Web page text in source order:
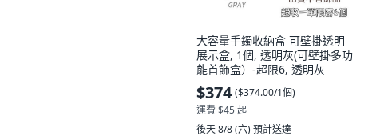
大容量手鐲收納盒 可壁掛透明
展示盒, 1個, 透明灰(可壁掛多功
能首飾盒）-超限6, 透明灰
$374 ($374.00/1個)
運費 $45 起
後天 8/8 (六) 預計送達